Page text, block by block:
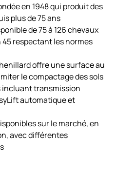
en 1948 qui produit des
plus de 75 ans
de 75 à 126 chevaux
respectant les normes
offre une surface au
le compactage des sols
incluant transmission
automatique et
sur le marché, en
avec différentes